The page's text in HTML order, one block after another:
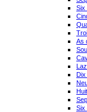
Six
As
Dix
Six